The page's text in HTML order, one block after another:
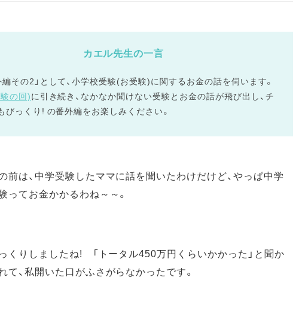
カエル先生の一言
編その2」として、小学校受験(お受験)に関するお金の話を伺います。
の回)に引き続き、なかなか聞けない受験とお金の話が飛び出し、チ
びっくり! の番外編をお楽しみください。
前は、中学受験したママに話を聞いたわけだけど、やっぱ中学
ってお金かかるわね～～。
くりしましたね! 「トータル450万円くらいかかった」と聞か
て、私開いた口がふさがらなかったです。